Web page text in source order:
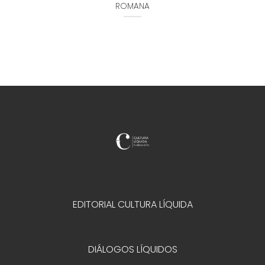
ROMANA
EDITORIAL CULTURA LÍQUIDA
DIÁLOGOS LÍQUIDOS